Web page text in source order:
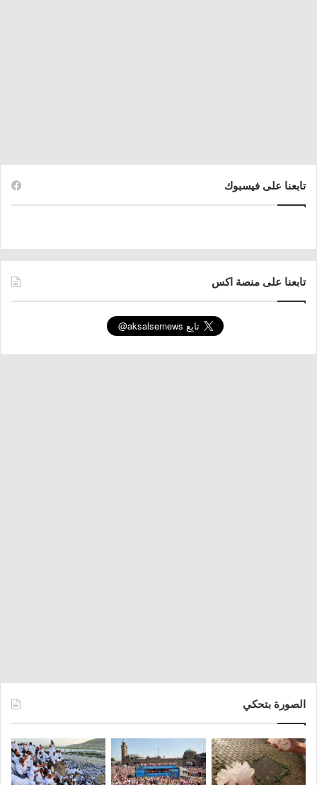
تابعنا على فيسبوك
تابعنا على منصة اكس
الصورة بتحكي